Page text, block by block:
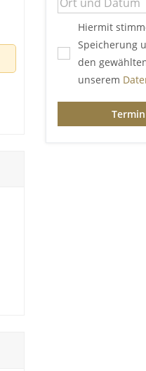
Hiermit
Speicherung
den
unserem